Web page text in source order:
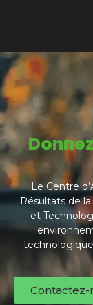
Le Centre
Résultats de
et
Contactez-